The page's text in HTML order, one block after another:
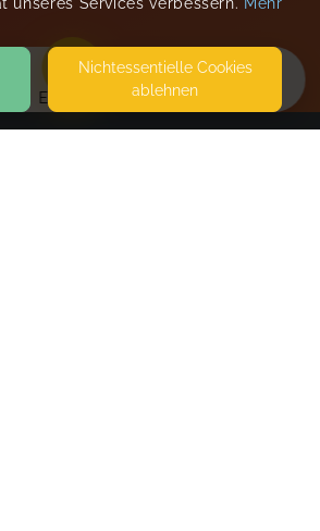
EVENTS
Nicht­essentielle Cookies
ablehnen